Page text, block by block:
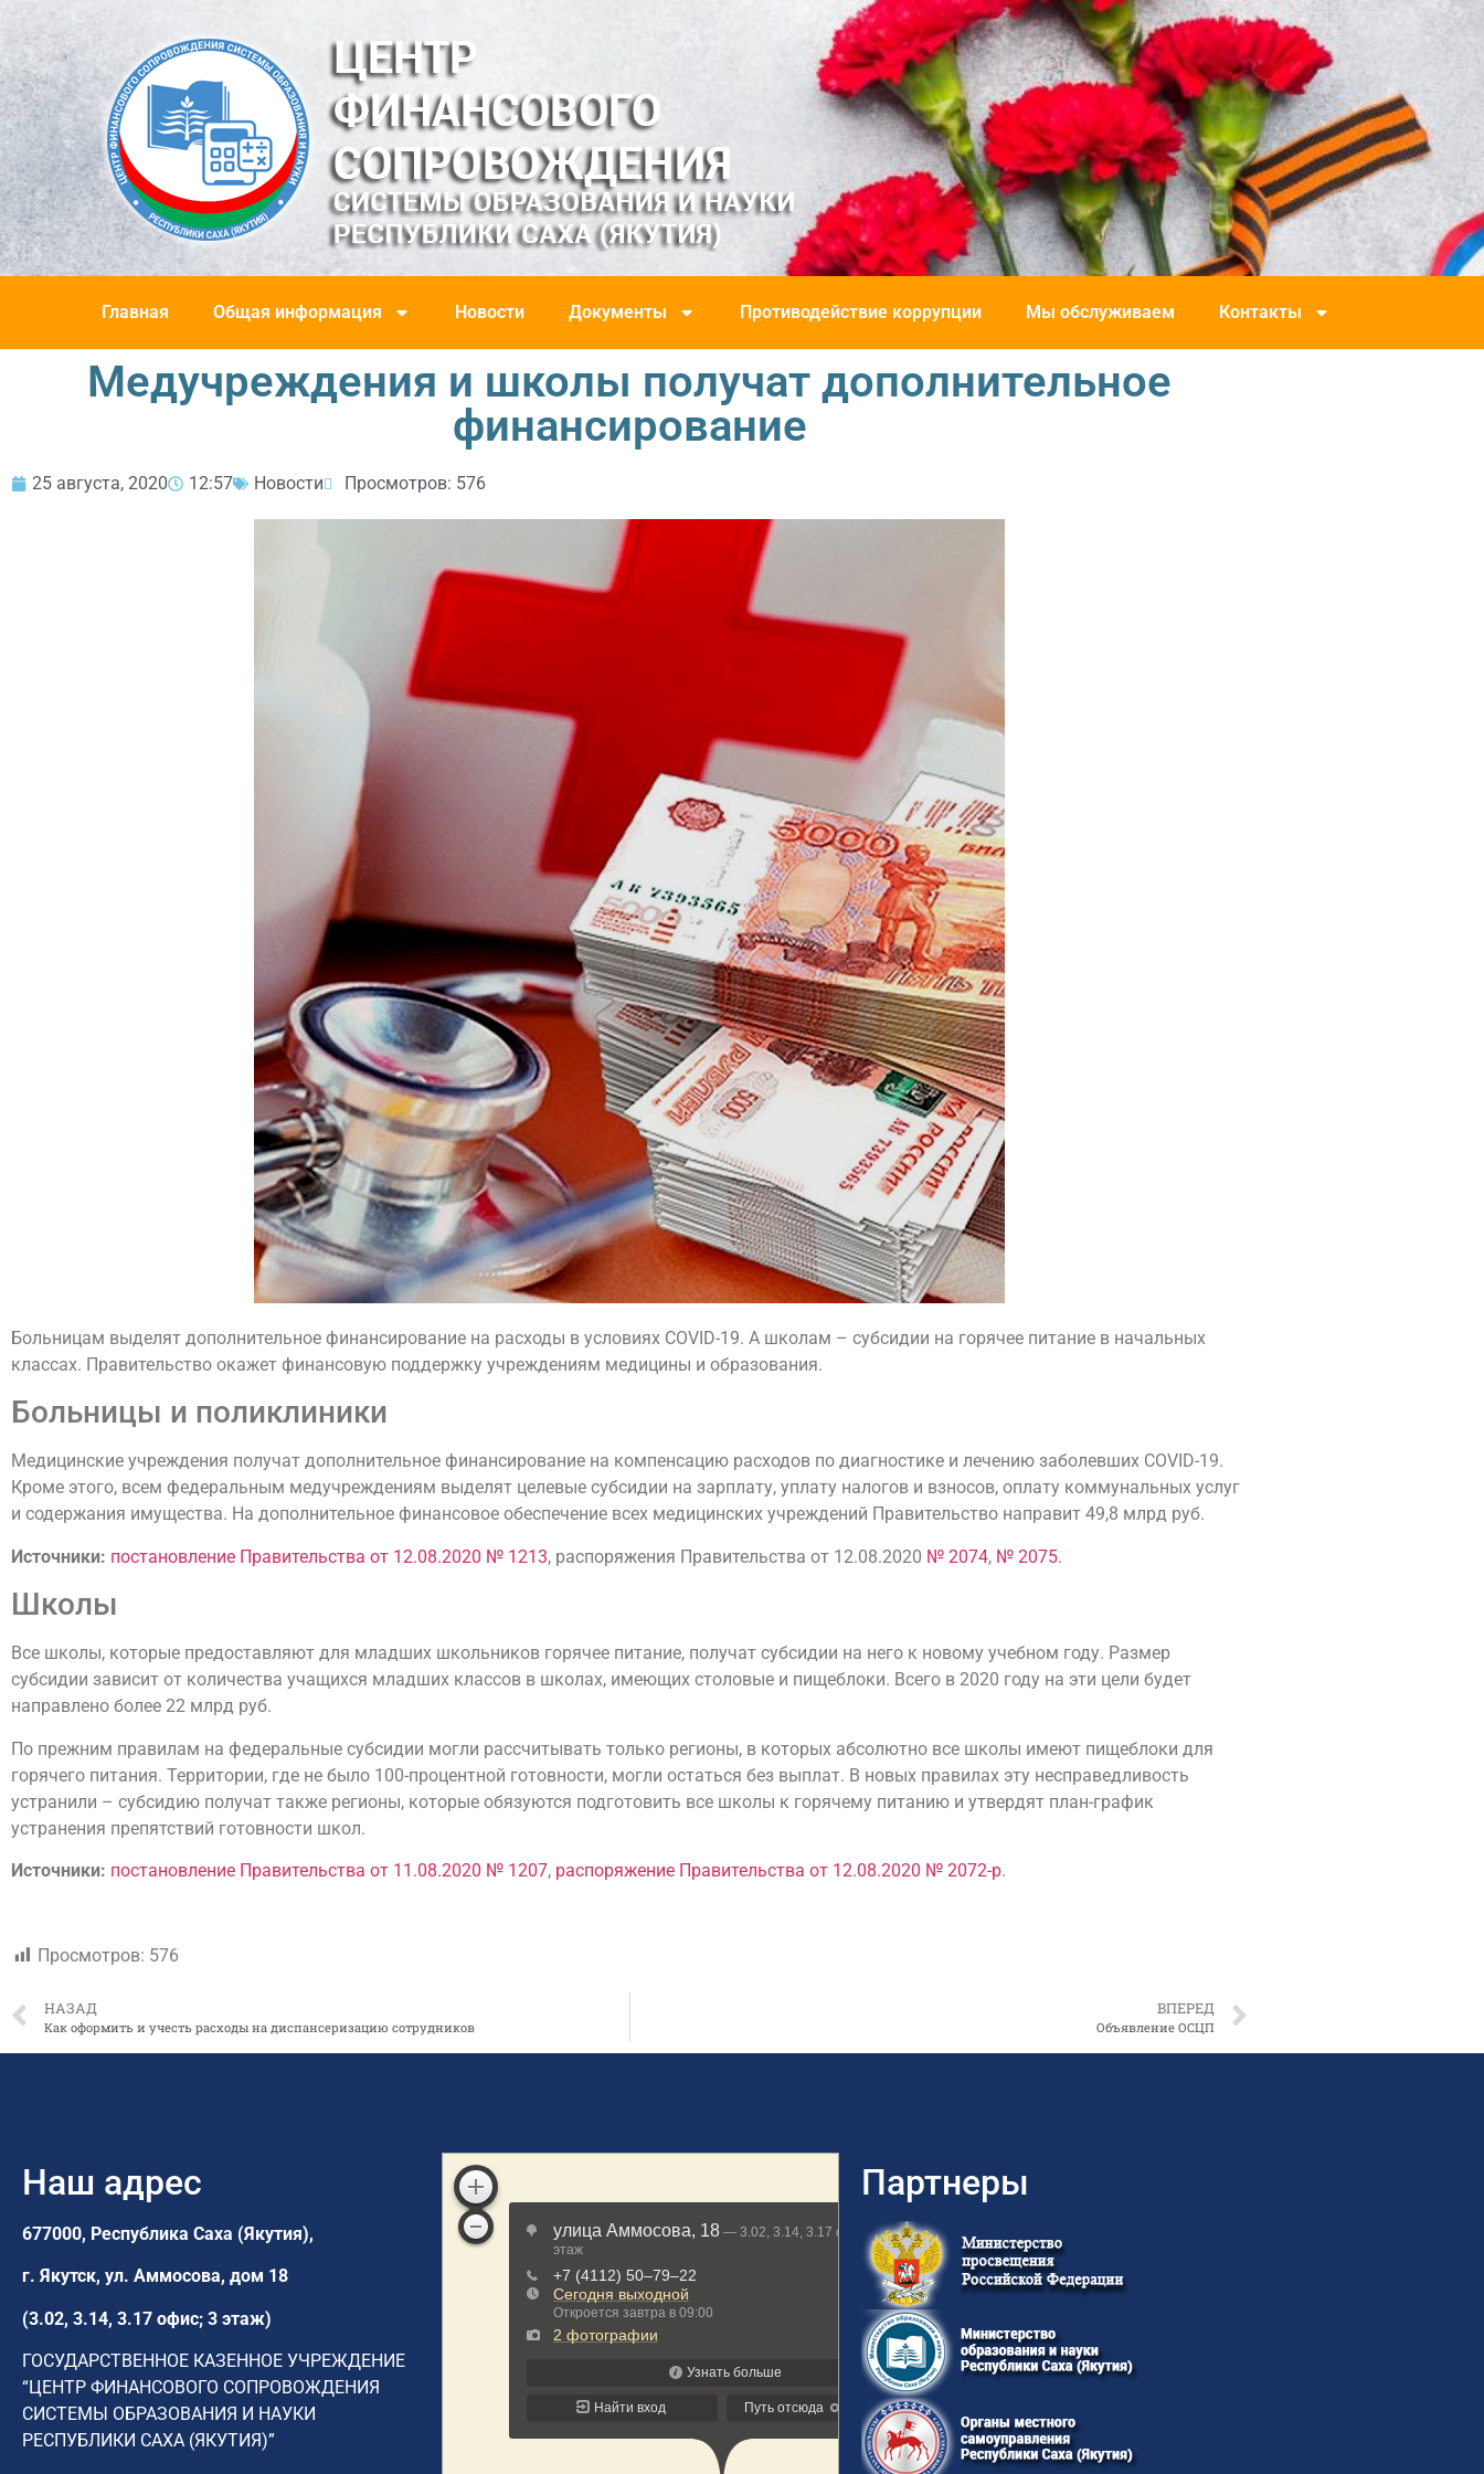
Главная Общая информация Новости Документы Противодействие коррупции Мы обслуживаем Контакты
Медучреждения и школы получат дополнительное
финансирование
25 августа, 2020 12:57 Новости Просмотров: 576
Больницам выделят дополнительное финансирование на расходы в условиях COVID-19. А школам – субсидии на горячее питание в начальных
классах. Правительство окажет финансовую поддержку учреждениям медицины и образования.
Больницы и поликлиники
Медицинские учреждения получат дополнительное финансирование на компенсацию расходов по диагностике и лечению заболевших COVID-19.
Кроме этого, всем федеральным медучреждениям выделят целевые субсидии на зарплату, уплату налогов и взносов, оплату коммунальных услуг
и содержания имущества. На дополнительное финансовое обеспечение всех медицинских учреждений Правительство направит 49,8 млрд руб.
Источники: постановление Правительства от 12.08.2020 № 1213, распоряжения Правительства от 12.08.2020 № 2074, № 2075.
Школы
Все школы, которые предоставляют для младших школьников горячее питание, получат субсидии на него к новому учебном году. Размер
субсидии зависит от количества учащихся младших классов в школах, имеющих столовые и пищеблоки. Всего в 2020 году на эти цели будет
направлено более 22 млрд руб.
По прежним правилам на федеральные субсидии могли рассчитывать только регионы, в которых абсолютно все школы имеют пищеблоки для
горячего питания. Территории, где не было 100-процентной готовности, могли остаться без выплат. В новых правилах эту несправедливость
устранили – субсидию получат также регионы, которые обязуются подготовить все школы к горячему питанию и утвердят план-график
устранения препятствий готовности школ.
Источники: постановление Правительства от 11.08.2020 № 1207, распоряжение Правительства от 12.08.2020 № 2072-р.
Просмотров: 576
НАЗАД
Как оформить и учесть расходы на диспансеризацию сотрудников
ВПЕРЕД
Объявление ОСЦП
Наш адрес
677000, Республика Саха (Якутия),
г. Якутск, ул. Аммосова, дом 18
(3.02, 3.14, 3.17 офис; 3 этаж)
ГОСУДАРСТВЕННОЕ КАЗЕННОЕ УЧРЕЖДЕНИЕ
“ЦЕНТР ФИНАНСОВОГО СОПРОВОЖДЕНИЯ
СИСТЕМЫ ОБРАЗОВАНИЯ И НАУКИ
РЕСПУБЛИКИ САХА (ЯКУТИЯ)”
Партнеры